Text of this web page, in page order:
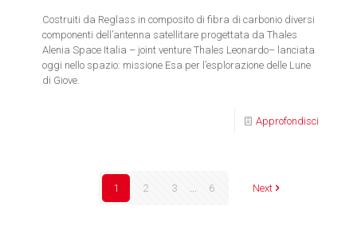
Costruiti da Reglass in composito di fibra di carbonio diversi
componenti dell’antenna satellitare progettata da Thales
Alenia Space Italia – joint venture Thales Leonardo– lanciata
oggi nello spazio: missione Esa per l’esplorazione delle Lune
di Giove.
Approfondisci
1 2 3 ... 6 Next